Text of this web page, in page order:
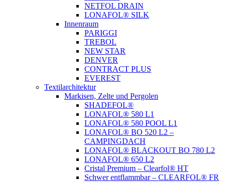
NETFOL DRAIN
LONAFOL® SILK
Innenraum
PARIGGI
TREBOL
NEW STAR
DENVER
CONTRACT PLUS
EVEREST
Textilarchitektur
Markisen, Zelte und Pergolen
SHADEFOL®
LONAFOL® 580 L1
LONAFOL® 580 POOL L1
LONAFOL® BO 520 L2 –
CAMPINGDACH
LONAFOL® BLACKOUT BO 780 L2
LONAFOL® 650 L2
Cristal Premium – Clearfol® HT
Schwer entflammbar – CLEARFOL® FR